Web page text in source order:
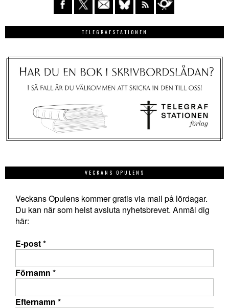
TELEGRAFSTATIONEN
VECKANS OPULENS
Veckans Opulens kommer gratis via mail på lördagar.
Du kan när som helst avsluta nyhetsbrevet. Anmäl dig
här:
E-post*
Förnamn *
Efternamn *